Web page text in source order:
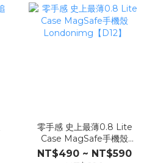
零手感 史上最薄0.8 Lite
Case MagSafe手機殼
Londonimg【D12】
NT$490 ~ NT$590